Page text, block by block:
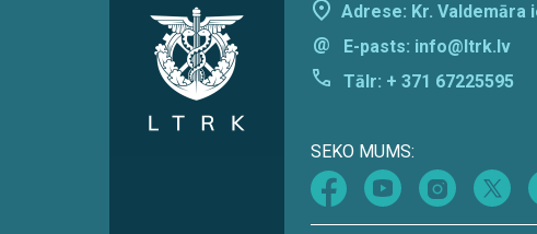
Adrese: Kr. Valdemāra
@ E-pasts: info@ltrk.lv
Tālr: + 371 67225595
SEKO MUMS: